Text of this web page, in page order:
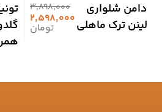
دامن شلواری
لینن ترک ماهلی
3,898,000
2,598,000
تومان